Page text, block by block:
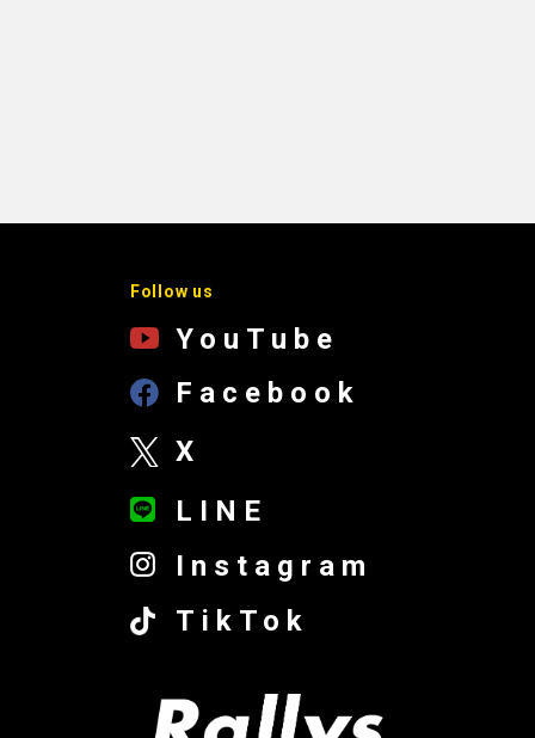
Follow us
YouTube
Facebook
X
LINE
Instagram
TikTok